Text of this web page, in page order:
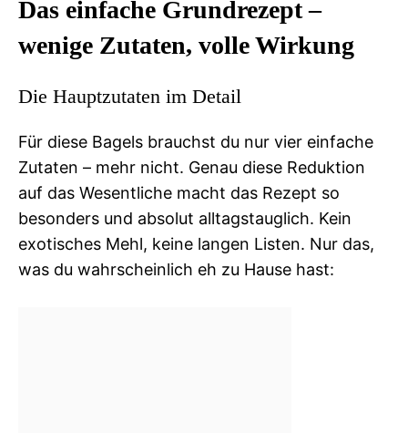
Das einfache Grundrezept –
wenige Zutaten, volle Wirkung
Die Hauptzutaten im Detail
Für diese Bagels brauchst du nur vier einfache
Zutaten – mehr nicht. Genau diese Reduktion
auf das Wesentliche macht das Rezept so
besonders und absolut alltagstauglich. Kein
exotisches Mehl, keine langen Listen. Nur das,
was du wahrscheinlich eh zu Hause hast: